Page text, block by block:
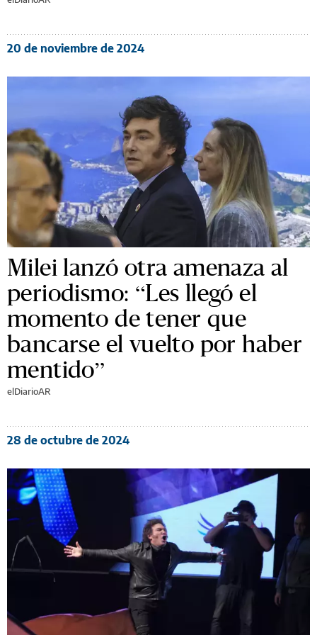
20 de noviembre de 2024
Milei lanzó otra amenaza al
periodismo: “Les llegó el
momento de tener que
bancarse el vuelto por haber
mentido”
elDiarioAR
28 de octubre de 2024